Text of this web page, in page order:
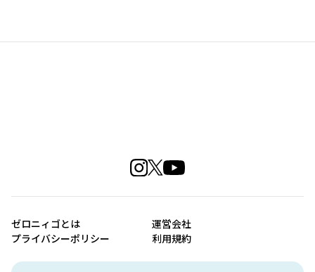
ゼロニィゴとは
運営会社
プライバシーポリシー
利用規約